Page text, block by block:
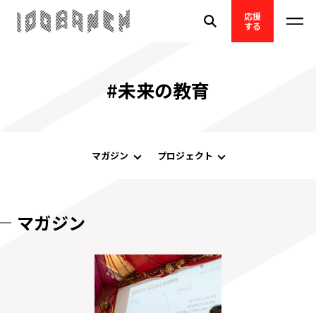
応援
する
#未来の教育
マガジン プロジェクト
マガジン